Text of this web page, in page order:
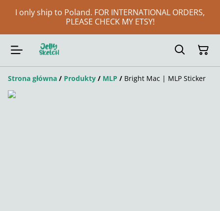
I only ship to Poland. FOR INTERNATIONAL ORDERS,
PLEASE CHECK MY ETSY!
Strona główna / Produkty / MLP / Bright Mac | MLP Sticker